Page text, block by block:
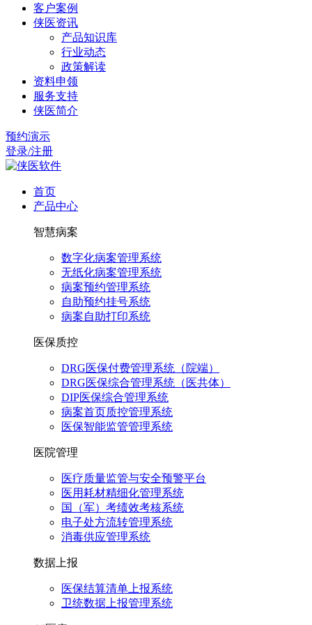
客户案例
侠医资讯
产品知识库
行业动态
政策解读
资料申领
服务支持
侠医简介
预约演示
登录/注册
首页
产品中心
智慧病案
数字化病案管理系统
无纸化病案管理系统
病案预约管理系统
自助预约挂号系统
病案自助打印系统
医保质控
DRG医保付费管理系统（院端）
DRG医保综合管理系统（医共体）
DIP医保综合管理系统
病案首页质控管理系统
医保智能监管管理系统
医院管理
医疗质量监管与安全预警平台
医用耗材精细化管理系统
国（军）考绩效考核系统
电子处方流转管理系统
消毒供应管理系统
数据上报
医保结算清单上报系统
卫统数据上报管理系统